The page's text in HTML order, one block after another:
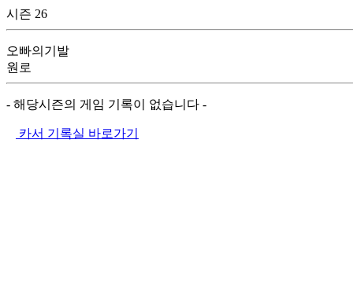
시즌 26
오빠의기발
원로
- 해당시즌의 게임 기록이 없습니다 -
카서 기록실 바로가기